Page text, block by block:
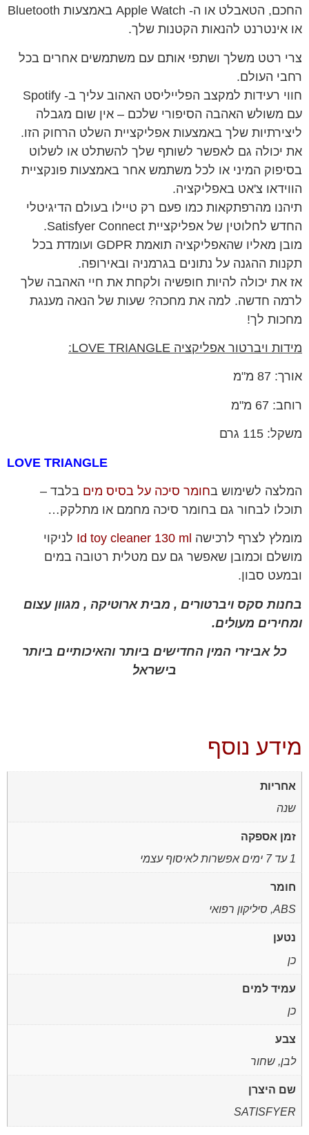
החכם, הטאבלט או ה- Apple Watch באמצעות Bluetooth
או אינטרנט להנאות הקטנות שלך.
צרי רטט משלך ושתפי אותם עם משתמשים אחרים בכל
רחבי העולם.
חווי רעידות למקצב הפלייליסט האהוב עליך ב- Spotify
עם משולש האהבה הסיפורי שלכם – אין שום מגבלה
ליצירתיות שלך באמצעות אפליקציית השלט הרחוק הזו.
את יכולה גם לאפשר לשותף שלך להשתלט או לשלוט
בסיפוק המיני או לכל משתמש אחר באמצעות פונקציית
הווידאו צ'אט באפליקציה.
תיהנו מהרפתקאות כמו פעם רק טיילו בעולם הדיגיטלי
החדש לחלוטין של אפליקציית Satisfyer Connect.
מובן מאליו שהאפליקציה תואמת GDPR ועומדת בכל
תקנות ההגנה על נתונים בגרמניה ובאירופה.
אז את יכולה להיות חופשיה ולקחת את חיי האהבה שלך
לרמה חדשה. למה את מחכה? שעות של הנאה מענגת
מחכות לך!
מידות ויברטור אפליקציה LOVE TRIANGLE:
אורך: 87 מ"מ
רוחב: 67 מ"מ
משקל: 115 גרם
LOVE TRIANGLE
המלצה לשימוש בחומר סיכה על בסיס מים בלבד –
תוכלו לבחור גם בחומר סיכה מחמם או מתלקק…
מומלץ לצרף לרכישה Id toy cleaner 130 ml לניקוי
מושלם וכמובן שאפשר גם עם מטלית רטובה במים
ובמעט סבון.
בחנות סקס ויברטורים , מבית ארוטיקה , מגוון עצום
ומחירים מעולים.
כל אביזרי המין החדישים ביותר והאיכותיים ביותר
בישראל
מידע נוסף
אחריות
שנה
זמן אספקה
1 עד 7 ימים אפשרות לאיסוף עצמי
חומר
ABS, סיליקון רפואי
נטען
כן
עמיד למים
כן
צבע
לבן, שחור
שם היצרן
SATISFYER